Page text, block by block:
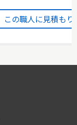
この職人に見積もり